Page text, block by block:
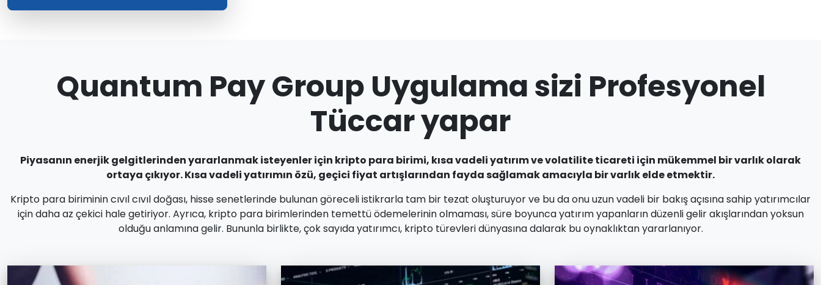
Quantum Pay Group Uygulama sizi Profesyonel
Tüccar yapar
Piyasanın enerjik gelgitlerinden yararlanmak isteyenler için kripto para birimi, kısa vadeli yatırım ve volatilite ticareti için mükemmel bir varlık olarak
ortaya çıkıyor. Kısa vadeli yatırımın özü, geçici fiyat artışlarından fayda sağlamak amacıyla bir varlık elde etmektir.
Kripto para biriminin cıvıl cıvıl doğası, hisse senetlerinde bulunan göreceli istikrarla tam bir tezat oluşturuyor ve bu da onu uzun vadeli bir bakış açısına sahip yatırımcılar
için daha az çekici hale getiriyor. Ayrıca, kripto para birimlerinden temettü ödemelerinin olmaması, süre boyunca yatırım yapanların düzenli gelir akışlarından yoksun
olduğu anlamına gelir. Bununla birlikte, çok sayıda yatırımcı, kripto türevleri dünyasına dalarak bu oynaklıktan yararlanıyor.